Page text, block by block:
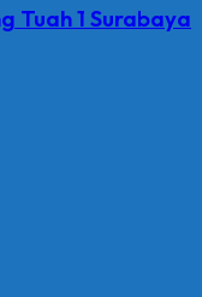
Tuah 1 Surabaya